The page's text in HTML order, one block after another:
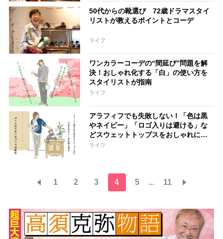
50代からの靴選び 72歳ドラマスタイ
リストが教えるポイントとコーデ
ライフ
ワンカラーコーデの“間延び”問題を解
決！おしゃれ化する「白」の使い方を
スタイリストが指南
ライフ
アラフィフでも失敗しない！「色は黒
やネイビー」「ロゴ入りは避ける」な
どスウェットトップスをおしゃれに見
せるコツ
ライフ
1 2 3 4 5 ... 11